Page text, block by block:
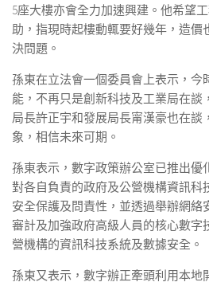
5座大樓亦會全力加速興建。他希望
助，指現時起樓動輒要好幾年，造價
決問題。
孫東在立法會一個委員會上表示，今
能，不再只是創新科技及工業局在談
局長許正宇和發展局長甯漢豪也在談
象，相信未來可期。
孫東表示，數字政策辦公室已推出優
對各自負責的政府及公營機構資訊科
安全保護及問責性，並透過舉辦網絡
審計及加強政府高級人員的核心數字
營機構的資訊科技系統及數據安全。
孫東又表示，數字辦正牽頭利用本地